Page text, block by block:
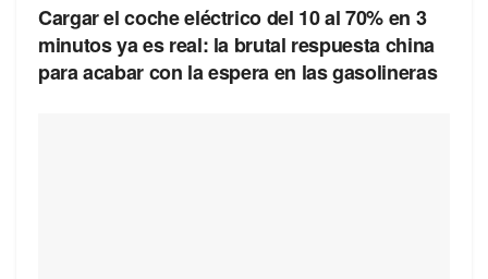
Cargar el coche eléctrico del 10 al 70% en 3
minutos ya es real: la brutal respuesta china
para acabar con la espera en las gasolineras